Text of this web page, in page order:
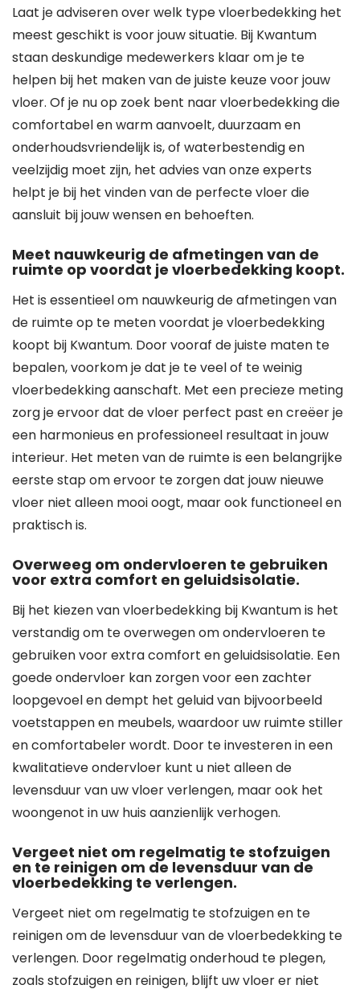
Laat je adviseren over welk type vloerbedekking het
meest geschikt is voor jouw situatie. Bij Kwantum
staan deskundige medewerkers klaar om je te
helpen bij het maken van de juiste keuze voor jouw
vloer. Of je nu op zoek bent naar vloerbedekking die
comfortabel en warm aanvoelt, duurzaam en
onderhoudsvriendelijk is, of waterbestendig en
veelzijdig moet zijn, het advies van onze experts
helpt je bij het vinden van de perfecte vloer die
aansluit bij jouw wensen en behoeften.
Meet nauwkeurig de afmetingen van de
ruimte op voordat je vloerbedekking koopt.
Het is essentieel om nauwkeurig de afmetingen van
de ruimte op te meten voordat je vloerbedekking
koopt bij Kwantum. Door vooraf de juiste maten te
bepalen, voorkom je dat je te veel of te weinig
vloerbedekking aanschaft. Met een precieze meting
zorg je ervoor dat de vloer perfect past en creëer je
een harmonieus en professioneel resultaat in jouw
interieur. Het meten van de ruimte is een belangrijke
eerste stap om ervoor te zorgen dat jouw nieuwe
vloer niet alleen mooi oogt, maar ook functioneel en
praktisch is.
Overweeg om ondervloeren te gebruiken
voor extra comfort en geluidsisolatie.
Bij het kiezen van vloerbedekking bij Kwantum is het
verstandig om te overwegen om ondervloeren te
gebruiken voor extra comfort en geluidsisolatie. Een
goede ondervloer kan zorgen voor een zachter
loopgevoel en dempt het geluid van bijvoorbeeld
voetstappen en meubels, waardoor uw ruimte stiller
en comfortabeler wordt. Door te investeren in een
kwalitatieve ondervloer kunt u niet alleen de
levensduur van uw vloer verlengen, maar ook het
woongenot in uw huis aanzienlijk verhogen.
Vergeet niet om regelmatig te stofzuigen
en te reinigen om de levensduur van de
vloerbedekking te verlengen.
Vergeet niet om regelmatig te stofzuigen en te
reinigen om de levensduur van de vloerbedekking te
verlengen. Door regelmatig onderhoud te plegen,
zoals stofzuigen en reinigen, blijft uw vloer er niet